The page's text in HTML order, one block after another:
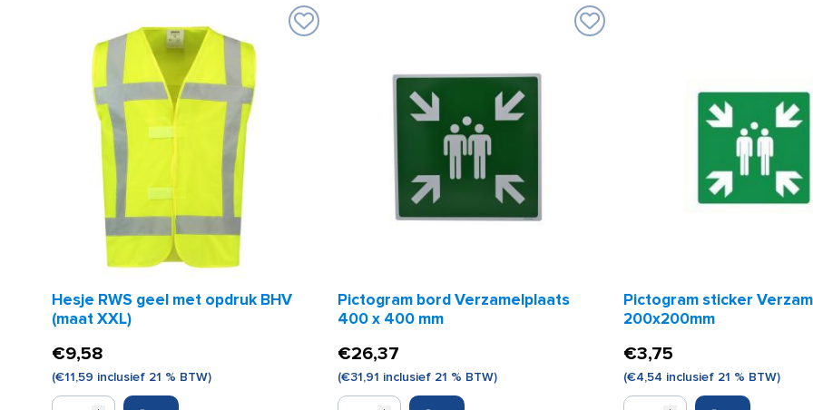
Hesje RWS geel met opdruk BHV
(maat XXL)
€9,58
(€11,59 inclusief 21 % BTW)
Hesje
Pictogram bord Verzamelplaats
400 x 400 mm
€26,37
(€31,91 inclusief 21 % BTW)
Pictogram
Pictogram sticker
200x200mm
€3,75
(€4,54 inclusief 21 % BTW)
Pictogram